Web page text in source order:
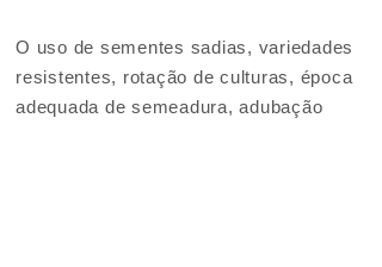
O uso de sementes sadias, variedades
resistentes, rotação de culturas, época
adequada de semeadura, adubação